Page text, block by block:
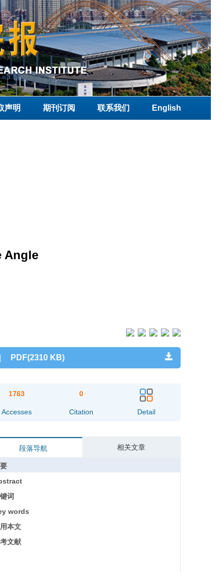
声明 期刊订阅 联系我们 English
Angle
PDF(2310 KB)
1763
Accesses
0
Citation Detail
段落导航 相关文章
词
words
本文
文献